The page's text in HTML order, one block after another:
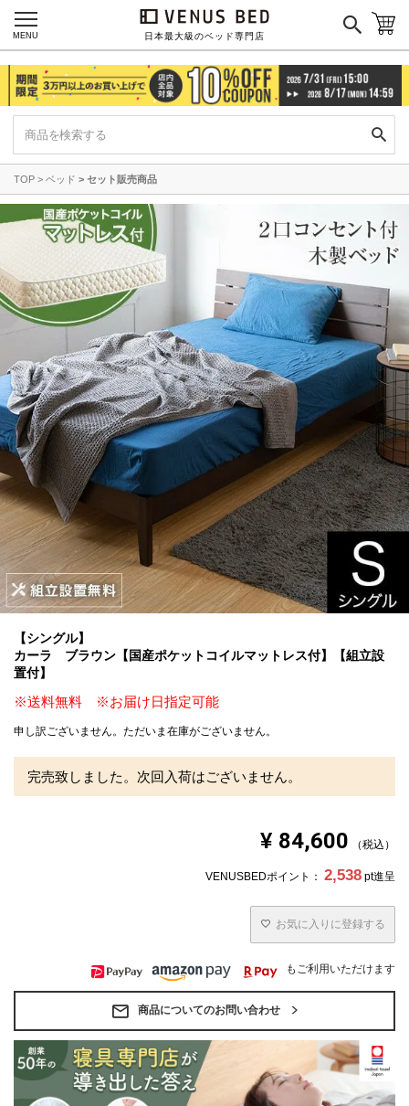
日本最大級のベッド専門店
MENU
TOP ベッド セット販売商品
【シングル】
カーラ ブラウン【国産ポケットコイルマットレス付】【組立設
置付】
※送料無料 ※お届け日指定可能
申し訳ございません。ただいま在庫がございません。
完売致しました。次回入荷はございません。
¥ 84,600 税込
VENUSBEDポイント： 2,538 pt進呈
お気に入りに登録する
もご利用いただけます
商品についてのお問い合わせ